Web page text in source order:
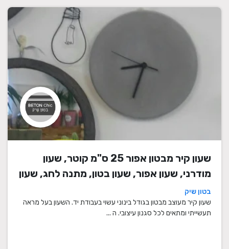
שעון קיר מבטון אפור 25 ס"מ קוטר, שעון
מודרני, שעון אפור, שעון בטון, מתנה לחג, שעון
מעוצב, שעון מיוחד, שעון תעשייתי, שעון לסלון,
שעון קיר
בטון שיק
שעון קיר מעוצב מבטון בגודל בינוני עשוי בעבודת יד. השעון בעל מראה
תעשייתי ומתאים לכל סגנון עיצובי. ה ...